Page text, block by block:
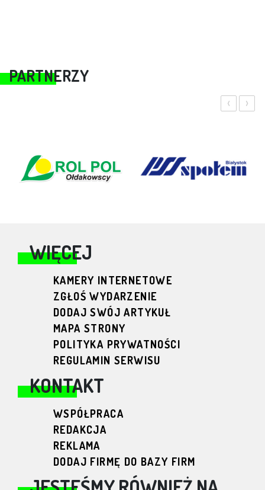
PARTNERZY
‹ ›
WIĘCEJ
KAMERY INTERNETOWE
ZGŁOŚ WYDARZENIE
DODAJ SWÓJ ARTYKUŁ
MAPA STRONY
POLITYKA PRYWATNOŚCI
REGULAMIN SERWISU
KONTAKT
WSPÓŁPRACA
REDAKCJA
REKLAMA
DODAJ FIRMĘ DO BAZY FIRM